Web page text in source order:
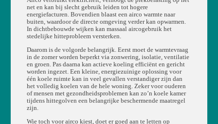
net en kan bij slecht gebruik leiden tot hogere
energiefacturen. Bovendien blaast een airco warmte naar
buiten, waardoor de directe omgeving verder kan opwarmen.
In dichtbebouwde wijken kan massaal aircogebruik het
stedelijke hitteprobleem versterken.
Daarom is de volgorde belangrijk. Eerst moet de warmtevraag
in de zomer worden beperkt via zonwering, isolatie, ventilatie
en groen. Pas daarna kan actieve koeling efficiënt en gericht
worden ingezet. Een kleine, energiezuinige oplossing voor
één koele ruimte kan in veel gevallen verstandiger zijn dan
het volledig koelen van de hele woning. Zeker voor ouderen
of mensen met gezondheidsproblemen kan zo’n koele kamer
tijdens hittegolven een belangrijke beschermende maatregel
zijn.
Wie toch voor airco kiest, doet er goed aan te letten op